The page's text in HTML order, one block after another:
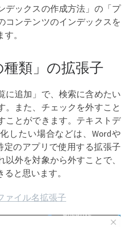
デックスの作成方法」の「プ
コンテンツのインデックスを
。
種類」の拡張子
に追加」で、検索に含めたい
。また、チェックを外すこと
ことができます。テキストデ
したい場合などは、Wordや
定のアプリで使用する拡張子
外を対象から外すことで、
と思います。
ァイル名拡張子